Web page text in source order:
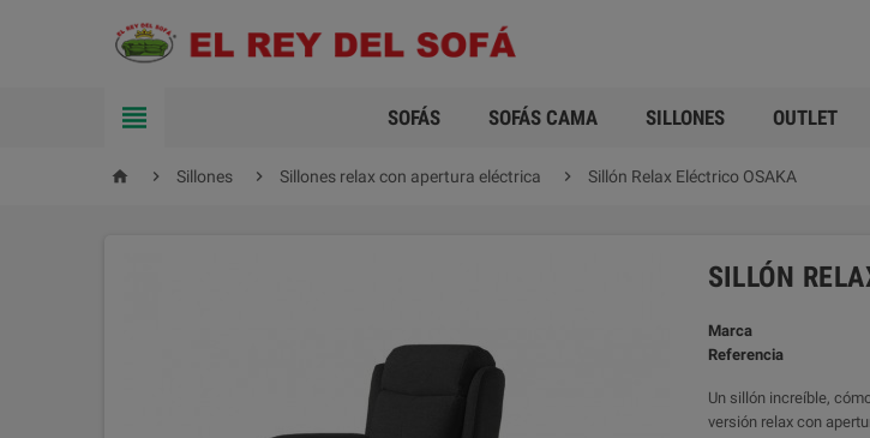
 SOFÁS SOFÁS CAMA SILLONES OUTLET
  Sillones  Sillones relax con apertura eléctrica  Sillón Relax Eléctrico OSAKA
SILLÓN
Marca
Referencia
Un sillón increíble,
versión relax con